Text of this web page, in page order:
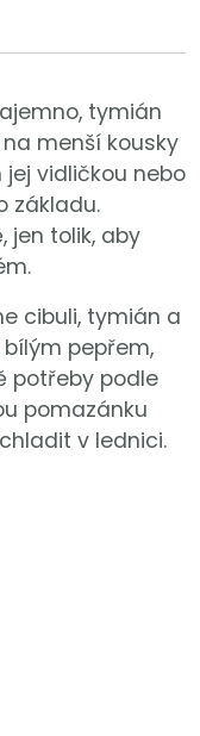
tymián
menší kousky
vidličkou nebo
základu.
jen tolik, aby
cibuli, tymián a
pepřem,
potřeby podle
pomazánku
v lednici.